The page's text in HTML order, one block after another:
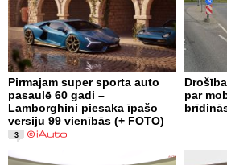
Pirmajam super sporta auto
pasaulē 60 gadi –
Lamborghini piesaka īpašo
versiju 99 vienībās (+ FOTO)
3
par